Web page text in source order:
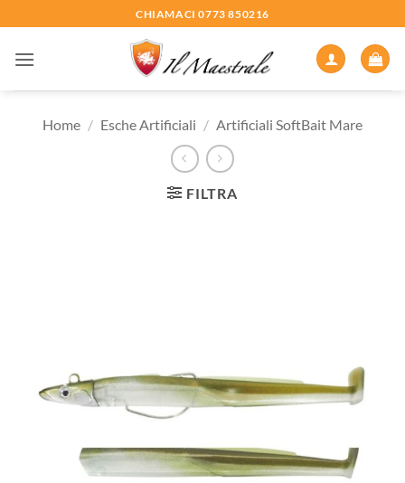
ai
contenuti
CHIAMACI 0773 850216
Home / Esche Artificiali / Artificiali SoftBait Mare
FILTRA